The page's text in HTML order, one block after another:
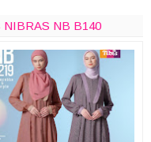
NIBRAS NB B140